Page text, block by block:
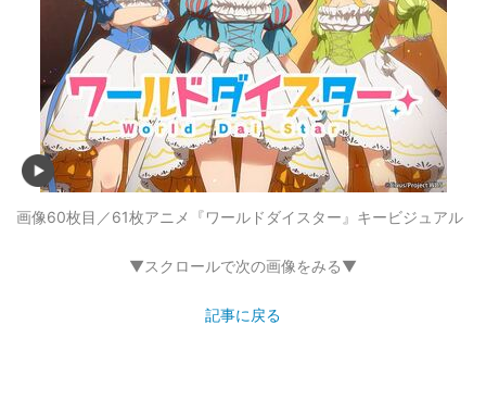
画像60枚目／61枚アニメ『ワールドダイスター』キービジュアル
▼スクロールで次の画像をみる▼
記事に戻る